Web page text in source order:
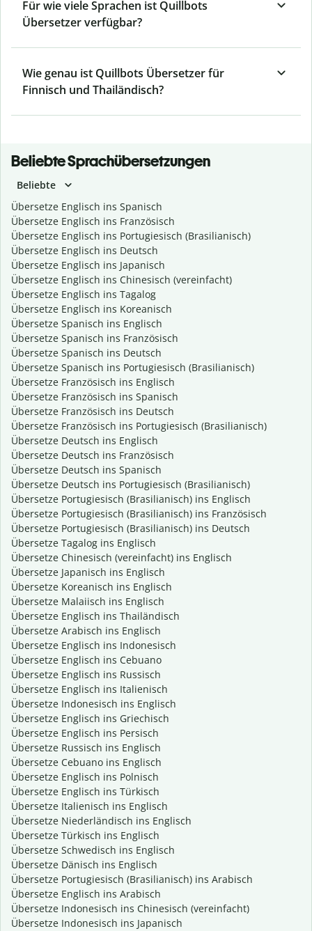
Für wie viele Sprachen ist Quillbots
Übersetzer verfügbar?
Wie genau ist Quillbots Übersetzer für
Finnisch und Thailändisch?
Beliebte Sprachübersetzungen
Beliebte
Übersetze Englisch ins Spanisch
Übersetze Englisch ins Französisch
Übersetze Englisch ins Portugiesisch (Brasilianisch)
Übersetze Englisch ins Deutsch
Übersetze Englisch ins Japanisch
Übersetze Englisch ins Chinesisch (vereinfacht)
Übersetze Englisch ins Tagalog
Übersetze Englisch ins Koreanisch
Übersetze Spanisch ins Englisch
Übersetze Spanisch ins Französisch
Übersetze Spanisch ins Deutsch
Übersetze Spanisch ins Portugiesisch (Brasilianisch)
Übersetze Französisch ins Englisch
Übersetze Französisch ins Spanisch
Übersetze Französisch ins Deutsch
Übersetze Französisch ins Portugiesisch (Brasilianisch)
Übersetze Deutsch ins Englisch
Übersetze Deutsch ins Französisch
Übersetze Deutsch ins Spanisch
Übersetze Deutsch ins Portugiesisch (Brasilianisch)
Übersetze Portugiesisch (Brasilianisch) ins Englisch
Übersetze Portugiesisch (Brasilianisch) ins Französisch
Übersetze Portugiesisch (Brasilianisch) ins Deutsch
Übersetze Tagalog ins Englisch
Übersetze Chinesisch (vereinfacht) ins Englisch
Übersetze Japanisch ins Englisch
Übersetze Koreanisch ins Englisch
Übersetze Malaiisch ins Englisch
Übersetze Englisch ins Thailändisch
Übersetze Arabisch ins Englisch
Übersetze Englisch ins Indonesisch
Übersetze Englisch ins Cebuano
Übersetze Englisch ins Russisch
Übersetze Englisch ins Italienisch
Übersetze Indonesisch ins Englisch
Übersetze Englisch ins Griechisch
Übersetze Englisch ins Persisch
Übersetze Russisch ins Englisch
Übersetze Cebuano ins Englisch
Übersetze Englisch ins Polnisch
Übersetze Englisch ins Türkisch
Übersetze Italienisch ins Englisch
Übersetze Niederländisch ins Englisch
Übersetze Türkisch ins Englisch
Übersetze Schwedisch ins Englisch
Übersetze Dänisch ins Englisch
Übersetze Portugiesisch (Brasilianisch) ins Arabisch
Übersetze Englisch ins Arabisch
Übersetze Indonesisch ins Chinesisch (vereinfacht)
Übersetze Indonesisch ins Japanisch